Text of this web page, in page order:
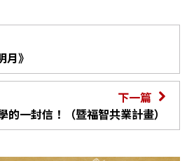
》
下一篇
的一封信！（暨福智共業計畫）